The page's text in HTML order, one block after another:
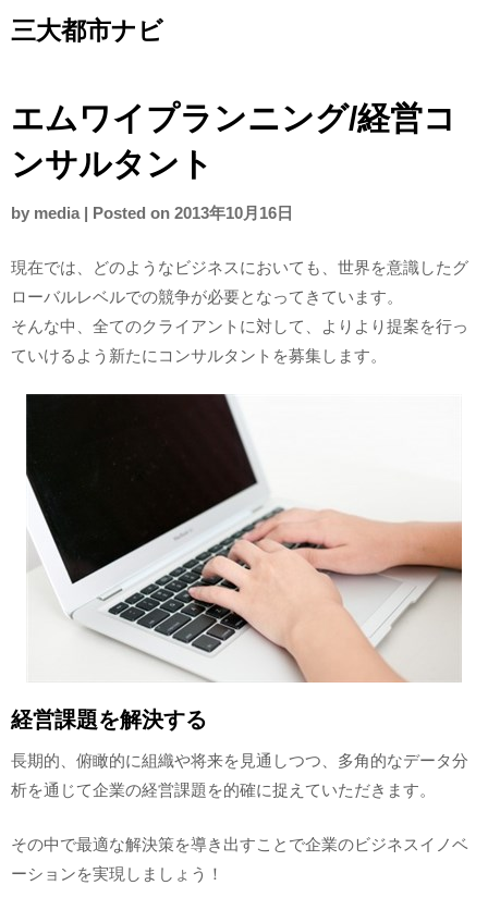
to三大都市ナビ
エムワイプランニング/経営コ
ンサルタント
by media | Posted on 2013年10月16日
現在では、どのようなビジネスにおいても、世界を意識したグ
ローバルレベルでの競争が必要となってきています。
そんな中、全てのクライアントに対して、よりより提案を行っ
ていけるよう新たにコンサルタントを募集します。
経営課題を解決する
長期的、俯瞰的に組織や将来を見通しつつ、多角的なデータ分
析を通じて企業の経営課題を的確に捉えていただきます。
その中で最適な解決策を導き出すことで企業のビジネスイノベ
ーションを実現しましょう！